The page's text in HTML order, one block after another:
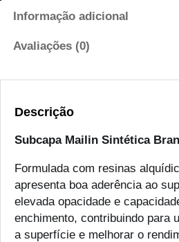
Informação adicional
Avaliações (0)
Descrição
Subcapa Mailin Sintética
Formulada com resinas
apresenta boa aderência ao
elevada opacidade e
enchimento, contribuindo para
a superfície e melhorar o